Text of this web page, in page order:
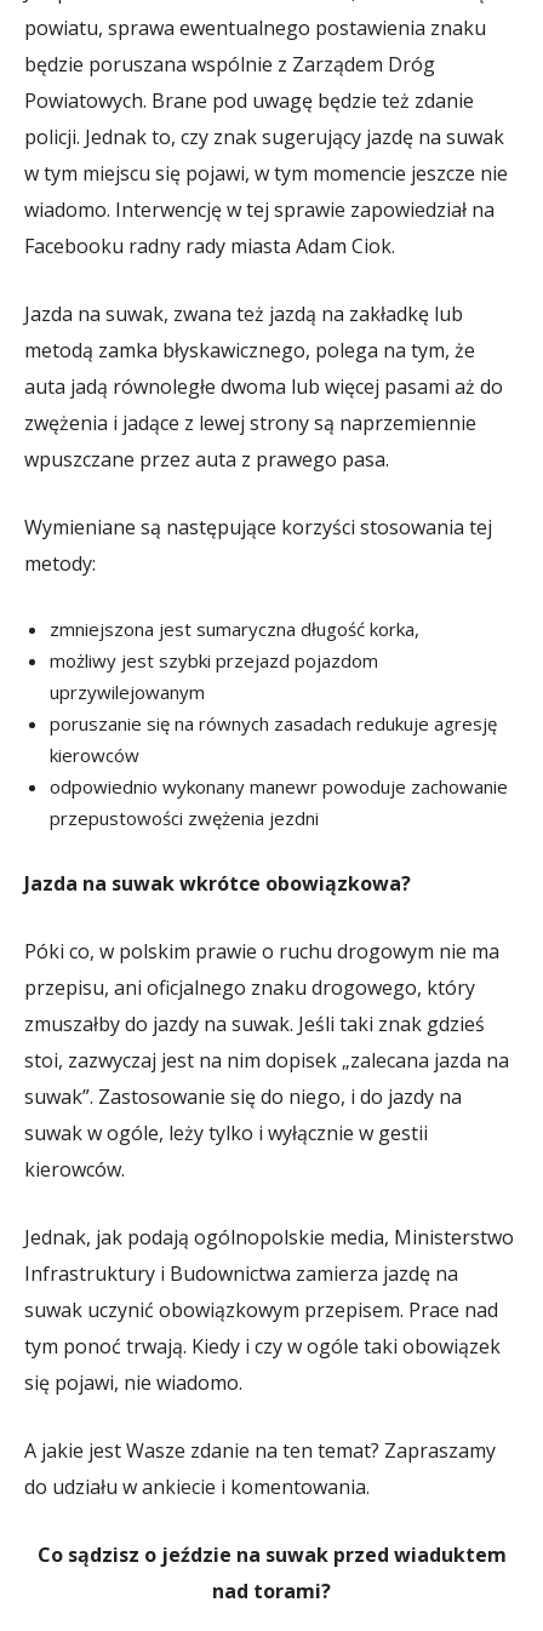
powiatu, sprawa ewentualnego postawienia znaku
będzie poruszana wspólnie z Zarządem Dróg
Powiatowych. Brane pod uwagę będzie też zdanie
policji. Jednak to, czy znak sugerujący jazdę na suwak
w tym miejscu się pojawi, w tym momencie jeszcze nie
wiadomo. Interwencję w tej sprawie zapowiedział na
Facebooku radny rady miasta Adam Ciok.
Jazda na suwak, zwana też jazdą na zakładkę lub
metodą zamka błyskawicznego, polega na tym, że
auta jadą równoległe dwoma lub więcej pasami aż do
zwężenia i jadące z lewej strony są naprzemiennie
wpuszczane przez auta z prawego pasa.
Wymieniane są następujące korzyści stosowania tej
metody:
zmniejszona jest sumaryczna długość korka,
możliwy jest szybki przejazd pojazdom
uprzywilejowanym
poruszanie się na równych zasadach redukuje agresję
kierowców
odpowiednio wykonany manewr powoduje zachowanie
przepustowości zwężenia jezdni
Jazda na suwak wkrótce obowiązkowa?
Póki co, w polskim prawie o ruchu drogowym nie ma
przepisu, ani oficjalnego znaku drogowego, który
zmuszałby do jazdy na suwak. Jeśli taki znak gdzieś
stoi, zazwyczaj jest na nim dopisek „zalecana jazda na
suwak”. Zastosowanie się do niego, i do jazdy na
suwak w ogóle, leży tylko i wyłącznie w gestii
kierowców.
Jednak, jak podają ogólnopolskie media, Ministerstwo
Infrastruktury i Budownictwa zamierza jazdę na
suwak uczynić obowiązkowym przepisem. Prace nad
tym ponoć trwają. Kiedy i czy w ogóle taki obowiązek
się pojawi, nie wiadomo.
A jakie jest Wasze zdanie na ten temat? Zapraszamy
do udziału w ankiecie i komentowania.
Co sądzisz o jeździe na suwak przed wiaduktem
nad torami?